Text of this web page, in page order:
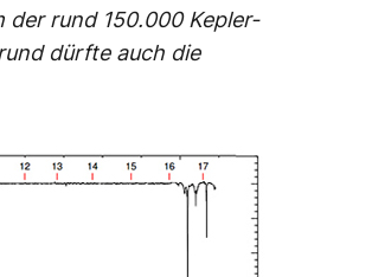
rund 150.000 Kepler-
dürfte auch die